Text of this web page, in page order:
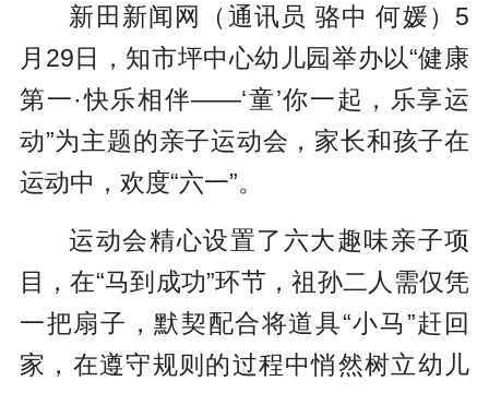
新田新闻网（通讯员 骆中 何媛）5
月29日，知市坪中心幼儿园举办以“健康
第一·快乐相伴——‘童’你一起，乐享运
动”为主题的亲子运动会，家长和孩子在
运动中，欢度“六一”。
运动会精心设置了六大趣味亲子项
目，在“马到成功”环节，祖孙二人需仅凭
一把扇子，默契配合将道具“小马”赶回
家，在遵守规则的过程中悄然树立幼儿